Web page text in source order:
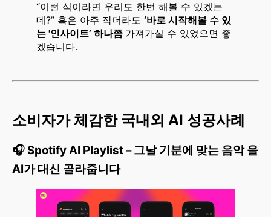
“이런 식이라면 우리도 한번 해볼 수 있겠는
데?” 혹은 아주 작더라도 ‘바로 시작해볼 수 있
는 '인사이트’ 하나쯤 가져가실 수 있었으면 좋
겠습니다.
소비자가 체감한 국내외 AI 성공사례
🎧 Spotify AI Playlist – 그날 기분에 맞는 음악 을
AI가 대신 골라줍니다